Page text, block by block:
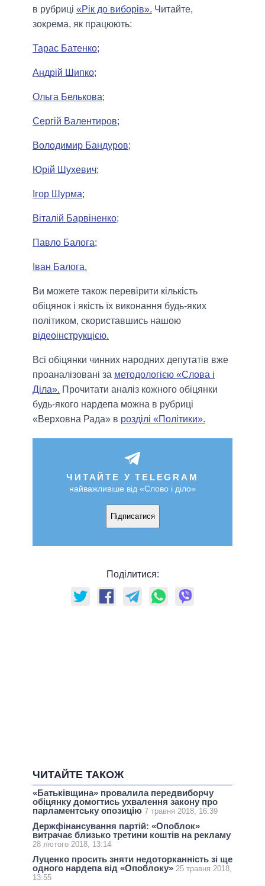
в рубриці «Рік до виборів». Читайте,
зокрема, як працюють:
Тарас Батенко;
Андрій Шипко;
Ольга Белькова;
Сергій Валентиров;
Володимир Бандуров;
Юрій Шухевич;
Ігор Шурма;
Віталій Барвіненко;
Павло Балога;
Іван Балога.
Ви можете також перевірити кількість
обіцянок і якість їх виконання будь-яких
політиком, скориставшись нашою
відеоінструкцією.
Всі обіцянки чинних народних депутатів вже
проаналізовані за методологією «Слова і
Діла». Прочитати аналіз кожного обіцянки
будь-якого нардепа можна в рубриці
«Верховна Рада» в розділі «Політики».
ЧИТАЙТЕ У TELEGRAM
найважливіше від «Слово і діло»
Підписатися
Поділитися:
ЧИТАЙТЕ ТАКОЖ
«Батьківщина» провалила передвиборчу
обіцянку домогтись ухвалення закону про
парламентську опозицію 7 травня 2018, 16:39
Держфінансування партій: «Опоблок»
витрачає близько третини коштів на рекламу
28 лютого 2018, 13:14
Луценко просить зняти недоторканність зі ще
одного нардепа від «Опоблоку» 25 травня 2018,
13:55